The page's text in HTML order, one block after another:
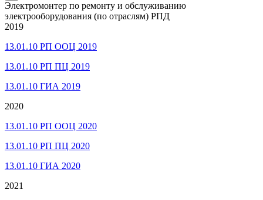
Электромонтер по ремонту и обслуживанию
электрооборудования (по отраслям) РПД
2019
13.01.10 РП ООЦ 2019
13.01.10 РП ПЦ 2019
13.01.10 ГИА 2019
2020
13.01.10 РП ООЦ 2020
13.01.10 РП ПЦ 2020
13.01.10 ГИА 2020
2021